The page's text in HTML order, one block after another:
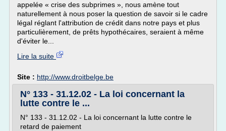
appelée « crise des subprimes », nous amène tout
naturellement à nous poser la question de savoir si le cadre
légal réglant l'attribution de crédit dans notre pays et plus
particulièrement, de prêts hypothécaires, seraient à même
d'éviter le...
Lire la suite
Site : http://www.droitbelge.be
N° 133 - 31.12.02 - La loi concernant la
lutte contre le ...
N° 133 - 31.12.02 - La loi concernant la lutte contre le
retard de paiement